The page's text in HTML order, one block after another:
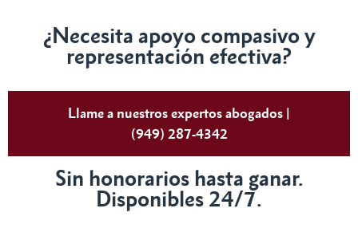
¿Necesita apoyo compasivo y
representación efectiva?
Llame a nuestros expertos abogados |
(949) 287-4342
Sin honorarios hasta ganar.
Disponibles 24/7.